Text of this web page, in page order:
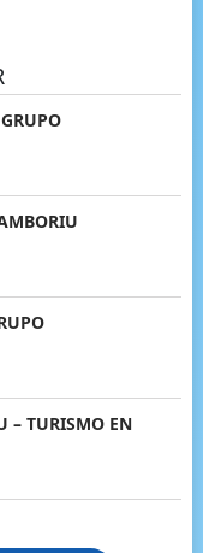
– TURISMO EN